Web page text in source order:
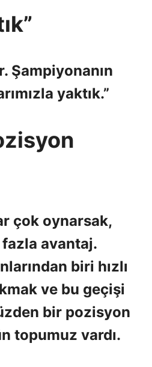
Şampiyonanın
yaktık.”
çok oynarsak,
avantaj.
biri hızlı
ve bu geçişi
bir pozisyon
topumuz vardı.